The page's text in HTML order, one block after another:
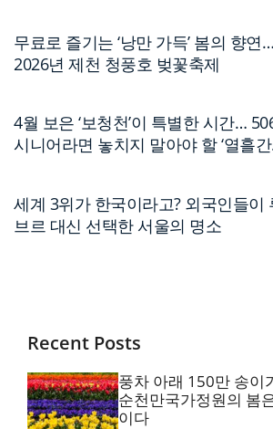
무료로 즐기는 ‘낭만 가득’ 봄의 향연…
2026년 제천 청풍호 벚꽃축제
4월 보은 ‘보청천’이 특별한 시간…
시니어라면 놓치지 말아야 할 ‘열흘간
세계 3위가 한국이라고? 외국인들이
브르 대신 선택한 서울의 명소
Recent Posts
풍차 아래 150만 송이
순천만국가정원의 봄
이다